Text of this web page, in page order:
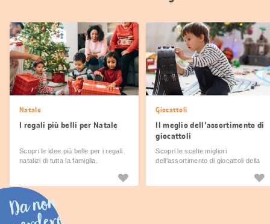
Natale
I regali più belli per Natale
Scopri le idee più belle per i regali
natalizi di tutta la famiglia.
Giocattoli
Il meglio dell'assortimento di
giocattoli
Scopri le scelte migliori
dell'assortimento di giocattoli della
Da non